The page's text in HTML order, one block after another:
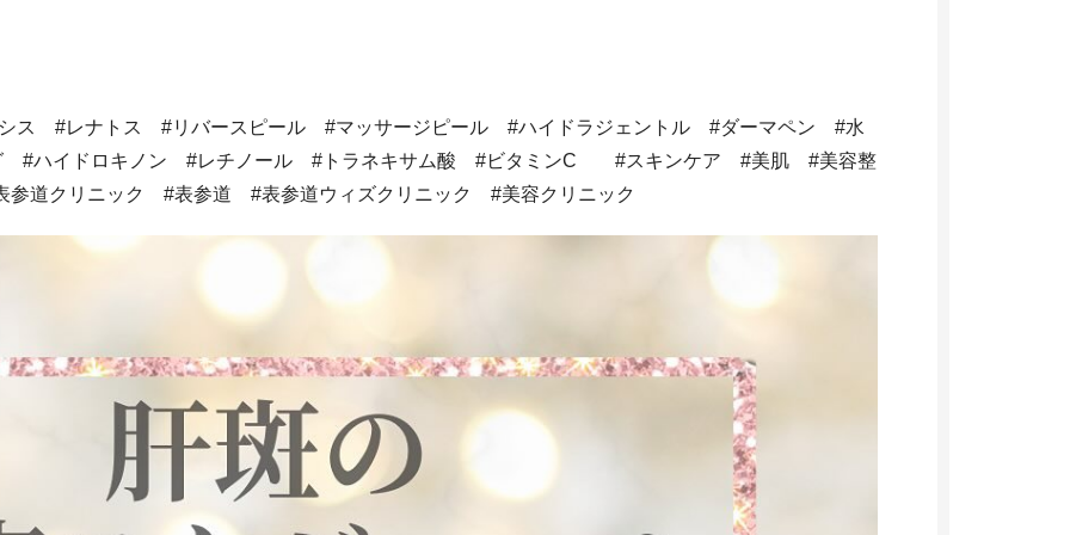
#レナトス #リバースピール #マッサージピール #ハイドラジェントル #ダーマペン #水
#ハイドロキノン #レチノール #トラネキサム酸 #ビタミンC #スキンケア #美肌 #美容整
道クリニック #表参道 #表参道ウィズクリニック #美容クリニック